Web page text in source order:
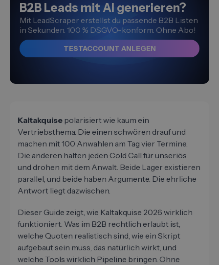
B2B Leads mit AI generieren?
Mit LeadScraper erstellst du passende B2B Listen
in Sekunden. 100 % DSGVO-konform. Ohne Abo!
TESTACCOUNT ANLEGEN
Kaltakquise polarisiert wie kaum ein
Vertriebsthema. Die einen schwören drauf und
machen mit 100 Anwahlen am Tag vier Termine.
Die anderen halten jeden Cold Call für unseriös
und drohen mit dem Anwalt. Beide Lager existieren
parallel, und beide haben Argumente. Die ehrliche
Antwort liegt dazwischen.
Dieser Guide zeigt, wie Kaltakquise 2026 wirklich
funktioniert. Was im B2B rechtlich erlaubt ist,
welche Quoten realistisch sind, wie ein Skript
aufgebaut sein muss, das natürlich wirkt, und
welche Tools wirklich Pipeline bringen. Ohne